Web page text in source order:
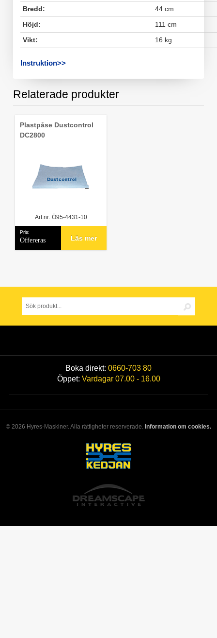
Bredd:
44 cm
Höjd:
111 cm
Vikt:
16 kg
Instruktion>>
Relaterade produkter
Plastpåse Dustcontrol
DC2800
Art.nr: Ö95-4431-10
Pris:
Offereras Läs mer
Boka direkt: 0660-703 80
Öppet: Vardagar 07.00 - 16.00
© 2026 Hyres-Maskiner. Alla rättigheter reserverade. Information om cookies.